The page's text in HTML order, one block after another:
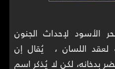
الأسود لإحداث الجنون
لعقد اللسان ، يُقال إن
بدخانه، لكن لا يُذكر اسم